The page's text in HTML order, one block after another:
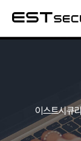
이스트시큐